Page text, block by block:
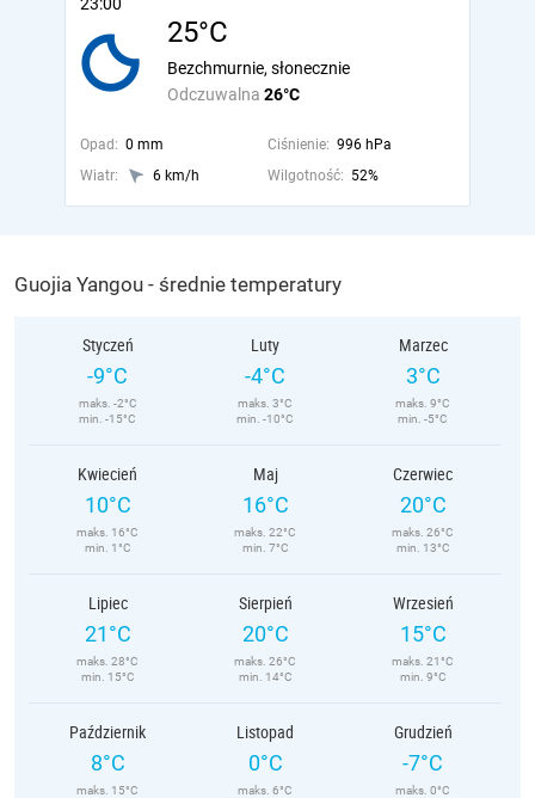
25°C
Odczuwalna 26°C
Bezchmurnie, słonecznie
Opad: 0 mm Ciśnienie: 996 hPa
Wiatr:
6 km/h Wilgotność: 52%
Guojia Yangou - średnie temperatury
Styczeń
-9°C
maks. -2°C
min. -15°C
Luty
-4°C
maks. 3°C
min. -10°C
Marzec
3°C
maks. 9°C
min. -5°C
Kwiecień
10°C
maks. 16°C
min. 1°C
Maj
16°C
maks. 22°C
min. 7°C
Czerwiec
20°C
maks. 26°C
min. 13°C
Lipiec
21°C
maks. 28°C
min. 15°C
Sierpień
20°C
maks. 26°C
min. 14°C
Wrzesień
15°C
maks. 21°C
min. 9°C
Październik
8°C
maks. 15°C
Listopad
0°C
maks. 6°C
Grudzień
-7°C
maks. 0°C